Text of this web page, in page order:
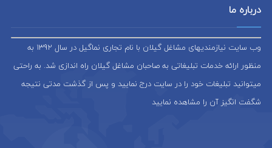
درباره ما
وب سایت نیازمندیهای مشاغل گیلان با نام تجاری نماگیل در سال 1392 به
منظور ارائه خدمات تبلیغاتی به صاحبان مشاغل گیلان راه اندازی شد. به راحتی
میتوانید تبلیغات خود را در سایت درج نمایید و پس از گذشت مدتی نتیجه
شگفت انگیز آن را مشاهده نمایید